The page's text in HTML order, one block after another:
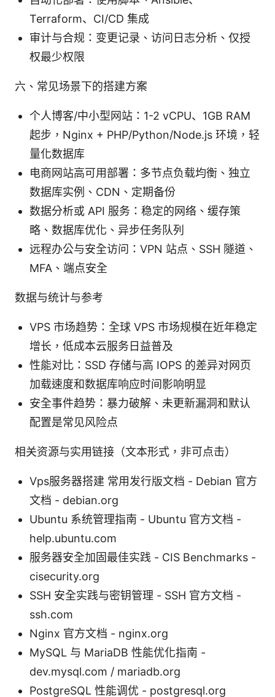
Terraform、CI/CD 集成
审计与合规：变更记录、访问日志分析、仅授
权最少权限
六、常见场景下的搭建方案
个人博客/中小型网站：1-2 vCPU、1GB RAM
起步，Nginx + PHP/Python/Node.js 环境，轻
量化数据库
电商网站高可用部署：多节点负载均衡、独立
数据库实例、CDN、定期备份
数据分析或 API 服务：稳定的网络、缓存策
略、数据库优化、异步任务队列
远程办公与安全访问：VPN 站点、SSH 隧道、
MFA、端点安全
数据与统计与参考
VPS 市场趋势：全球 VPS 市场规模在近年稳定
增长，低成本云服务日益普及
性能对比：SSD 存储与高 IOPS 的差异对网页
加载速度和数据库响应时间影响明显
安全事件趋势：暴力破解、未更新漏洞和默认
配置是常见风险点
相关资源与实用链接（文本形式，非可点击）
Vps服务器搭建 常用发行版文档 - Debian 官方
文档 - debian.org
Ubuntu 系统管理指南 - Ubuntu 官方文档 -
help.ubuntu.com
服务器安全加固最佳实践 - CIS Benchmarks -
cisecurity.org
SSH 安全实践与密钥管理 - SSH 官方文档 -
ssh.com
Nginx 官方文档 - nginx.org
MySQL 与 MariaDB 性能优化指南 -
dev.mysql.com / mariadb.org
PostgreSQL 性能调优 - postgresql.org